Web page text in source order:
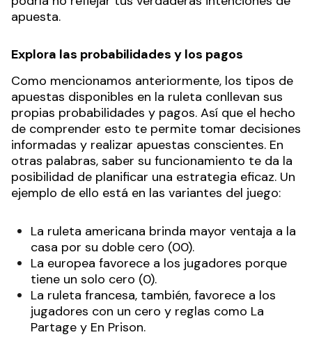
apuesta.
Explora las probabilidades y los pagos
Como mencionamos anteriormente, los tipos de
apuestas disponibles en la ruleta conllevan sus
propias probabilidades y pagos. Así que el hecho
de comprender esto te permite tomar decisiones
informadas y realizar apuestas conscientes. En
otras palabras, saber su funcionamiento te da la
posibilidad de planificar una estrategia eficaz. Un
ejemplo de ello está en las variantes del juego:
La ruleta americana brinda mayor ventaja a la
casa por su doble cero (00).
La europea favorece a los jugadores porque
tiene un solo cero (0).
La ruleta francesa, también, favorece a los
jugadores con un cero y reglas como La
Partage y En Prison.